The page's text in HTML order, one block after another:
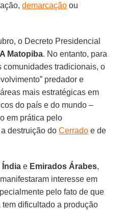
demarcação ou
o Decreto Presidencial
Matopiba. No entanto, para
comunidades tradicionais, o
predador e
mais estratégicas em
do país e do mundo –
em prática pelo
destruição doCerrado e de
Índia e Emirados Árabes,
interesse em
pelo fato de que
dificultado a produção